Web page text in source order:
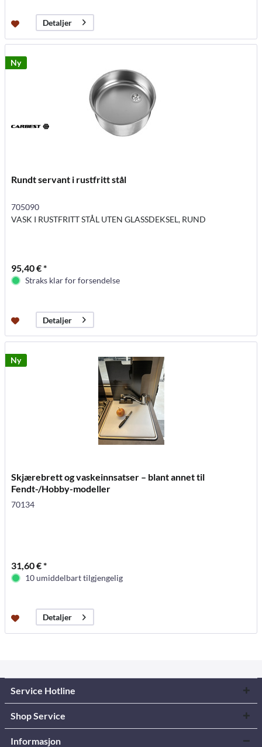
Detaljer
Ny
Rundt servant i rustfritt stål
705090
VASK I RUSTFRITT STÅL UTEN GLASSDEKSEL, RUND
95,40 € *
Straks klar for forsendelse
Detaljer
Ny
Skjærebrett og vaskeinnsatser – blant annet til
Fendt-/Hobby-modeller
70134
31,60 € *
10 umiddelbart tilgjengelig
Detaljer
Service Hotline
Shop Service
Informasjon